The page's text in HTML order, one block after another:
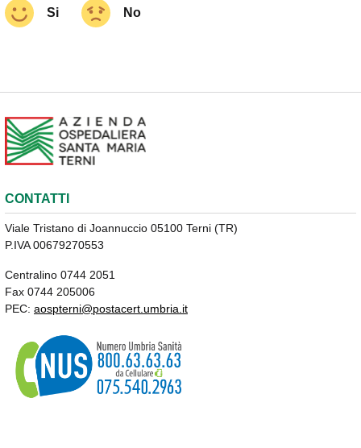
Si No
CONTATTI
Viale Tristano di Joannuccio 05100 Terni (TR)
P.IVA 00679270553
Centralino 0744 2051
Fax 0744 205006
PEC: aospterni@postacert.umbria.it